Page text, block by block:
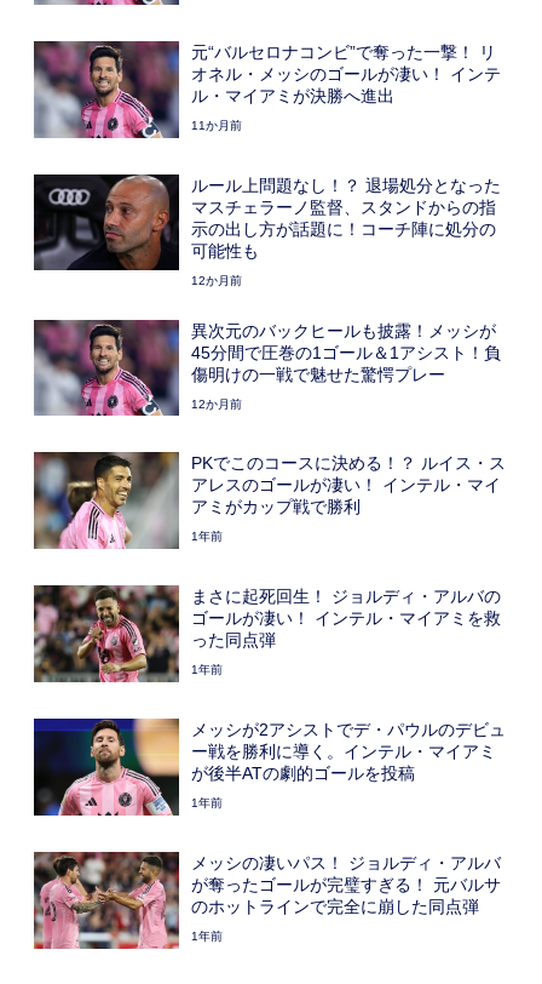
元“バルセロナコンビ”で奪った一撃！ リ
オネル・メッシのゴールが凄い！ インテ
ル・マイアミが決勝へ進出
11か月前
ルール上問題なし！？ 退場処分となった
マスチェラーノ監督、スタンドからの指
示の出し方が話題に！コーチ陣に処分の
可能性も
12か月前
異次元のバックヒールも披露！メッシが
45分間で圧巻の1ゴール＆1アシスト！負
傷明けの一戦で魅せた驚愕プレー
12か月前
PKでこのコースに決める！？ ルイス・ス
アレスのゴールが凄い！ インテル・マイ
アミがカップ戦で勝利
1年前
まさに起死回生！ ジョルディ・アルバの
ゴールが凄い！ インテル・マイアミを救
った同点弾
1年前
メッシが2アシストでデ・パウルのデビュ
ー戦を勝利に導く。インテル・マイアミ
が後半ATの劇的ゴールを投稿
1年前
メッシの凄いパス！ ジョルディ・アルバ
が奪ったゴールが完璧すぎる！ 元バルサ
のホットラインで完全に崩した同点弾
1年前